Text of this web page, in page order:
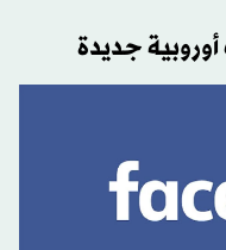
جديدة